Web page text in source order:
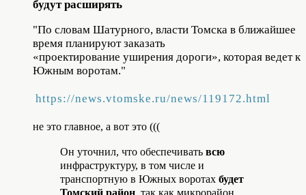
будут расширять
"По словам Шатурного, власти Томска в ближайшее
время планируют заказать
«проектирование уширения дороги», которая ведет к
Южным воротам."
https://news.vtomske.ru/news/119172.html
не это главное, а вот это (((
Он уточнил, что обеспечивать всю
инфраструктуру, в том числе и
транспортную в Южных воротах будет
Томский район, так как микрорайон